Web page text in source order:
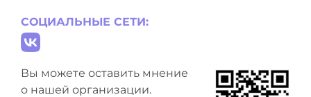
СОЦИАЛЬНЫЕ СЕТИ:
Вы можете оставить мнение
о нашей организации.